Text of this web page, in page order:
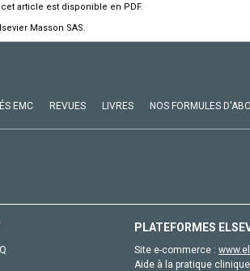
article est disponible en PDF.
Masson SAS.
EMC REVUES LIVRES NOS FORMULES
PLATEFORMES
Site e-commerce :
Aide à la pratique